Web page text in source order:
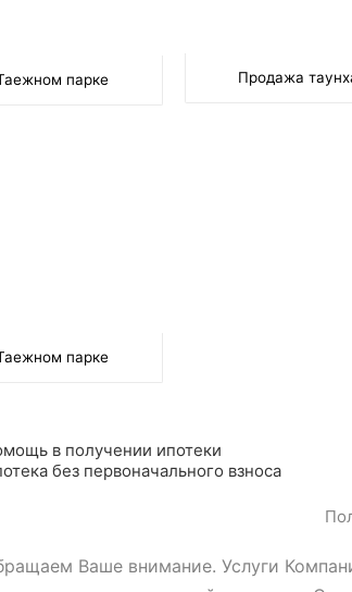
парке Продажа
парке
в получении ипотеки
без первоначального взноса
Ваше внимание. Услуги